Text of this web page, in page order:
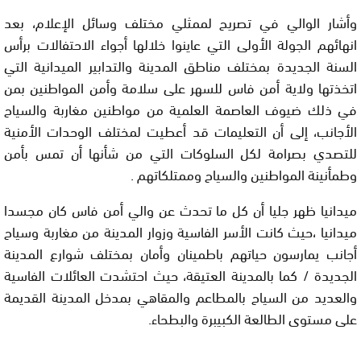
وأشار الوالي في تصريح لممثلي مختلف وسائل الإعلام، بعد
انهائهم الجولة الأولى التي عاينوا خلالها أجواء الاحتفالات برأس
السنة الجديدة بمختلف مناطق المدينة والتدابير الميدانية التي
اتخذتها ولاية أمن فاس للسهر على سلامة وأمن المواطنين بمن
في ذلك ضيوف العاصمة العلمية من مواطنين مغاربة والسياح
الأجانب، إلى أن التعليمات قد أعطيت لمختلف الوحدات الأمنية
للتصدي بصرامة لكل السلوكات التي من شأنها أن تمس بأمن
وطمأنينة المواطنين والسياح وممتلكاتهم .
ميدانيا ظهر جليا أن كل ما تحدث عن والي أمن فاس كان مجسدا
ميدانيا ،حيث كانت الأسر الفاسية وزوار المدينة من مغاربة وسياح
أجانب يمارسون حياتهم باطمينان وأمان بمختلف شوارع المدينة
الجديدة / كما بالمدينة العتيقة، حيث احتشدت العائلات الفاسية
والعديد من السياح بالمطاعم والمقاهي بمدخل المدينة القديمة
على مستوى الطالعة الكبيبرة والبطحاء.